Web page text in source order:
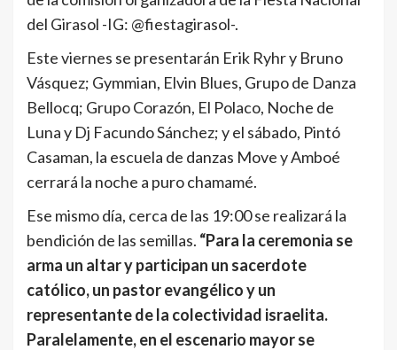
del Girasol -IG: @fiestagirasol-.
Este viernes se presentarán Erik Ryhr y Bruno
Vásquez; Gymmian, Elvin Blues, Grupo de Danza
Bellocq; Grupo Corazón, El Polaco, Noche de
Luna y Dj Facundo Sánchez; y el sábado, Pintó
Casaman, la escuela de danzas Move y Amboé
cerrará la noche a puro chamamé.
Ese mismo día, cerca de las 19:00 se realizará la
bendición de las semillas. “Para la ceremonia se
arma un altar y participan un sacerdote
católico, un pastor evangélico y un
representante de la colectividad israelita.
Paralelamente, en el escenario mayor se